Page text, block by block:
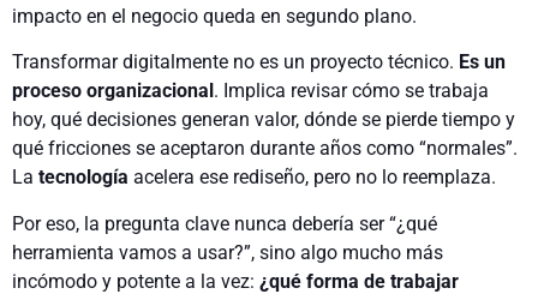
impacto en el negocio queda en segundo plano.
Transformar digitalmente no es un proyecto técnico. Es un
proceso organizacional . Implica revisar cómo se trabaja
hoy, qué decisiones generan valor, dónde se pierde tiempo y
qué fricciones se aceptaron durante años como “normales”.
La tecnología acelera ese rediseño, pero no lo reemplaza.
Por eso, la pregunta clave nunca debería ser “¿qué
herramienta vamos a usar?”, sino algo mucho más
incómodo y potente a la vez: ¿qué forma de trabajar